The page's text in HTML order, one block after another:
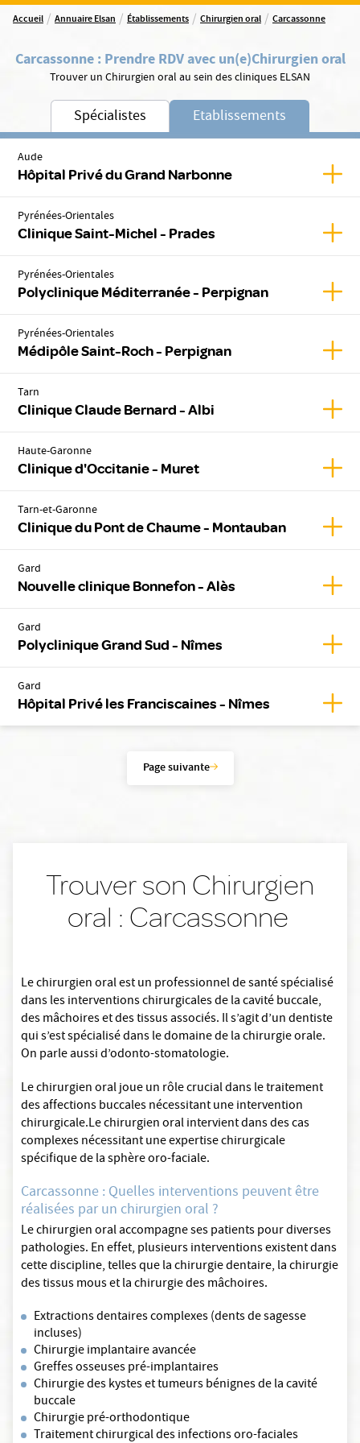
Accueil / Annuaire Elsan / Établissements / Chirurgien oral / Carcassonne
Carcassonne: Prendre RDV avec un(e)Chirurgien oral
Trouver un Chirurgien oral au sein des cliniques ELSAN
Spécialistes Etablissements
Aude
Hôpital Privé du Grand Narbonne
Pyrénées-Orientales
Clinique Saint-Michel - Prades
Pyrénées-Orientales
Polyclinique Méditerranée - Perpignan
Pyrénées-Orientales
Médipôle Saint-Roch - Perpignan
Tarn
Clinique Claude Bernard - Albi
Haute-Garonne
Clinique d'Occitanie - Muret
Tarn-et-Garonne
Clinique du Pont de Chaume - Montauban
Gard
Nouvelle clinique Bonnefon - Alès
Gard
Polyclinique Grand Sud - Nîmes
Gard
Hôpital Privé les Franciscaines - Nîmes
Page suivante
Trouver son Chirurgien
oral : Carcassonne
Le chirurgien oral est un professionnel de santé spécialisé
dans les interventions chirurgicales de la cavité buccale,
des mâchoires et des tissus associés. Il s’agit d’un dentiste
qui s’est spécialisé dans le domaine de la chirurgie orale.
On parle aussi d’odonto-stomatologie.
Le chirurgien oral joue un rôle crucial dans le traitement
des affections buccales nécessitant une intervention
chirurgicale.Le chirurgien oral intervient dans des cas
complexes nécessitant une expertise chirurgicale
spécifique de la sphère oro-faciale.
Carcassonne : Quelles interventions peuvent être
réalisées par un chirurgien oral ?
Le chirurgien oral accompagne ses patients pour diverses
pathologies. En effet, plusieurs interventions existent dans
cette discipline, telles que la chirurgie dentaire, la chirurgie
des tissus mous et la chirurgie des mâchoires.
Extractions dentaires complexes (dents de sagesse
incluses)
Chirurgie implantaire avancée
Greffes osseuses pré-implantaires
Chirurgie des kystes et tumeurs bénignes de la cavité
buccale
Chirurgie pré-orthodontique
Traitement chirurgical des infections oro-faciales